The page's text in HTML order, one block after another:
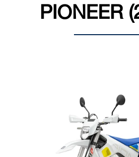
PIONEER